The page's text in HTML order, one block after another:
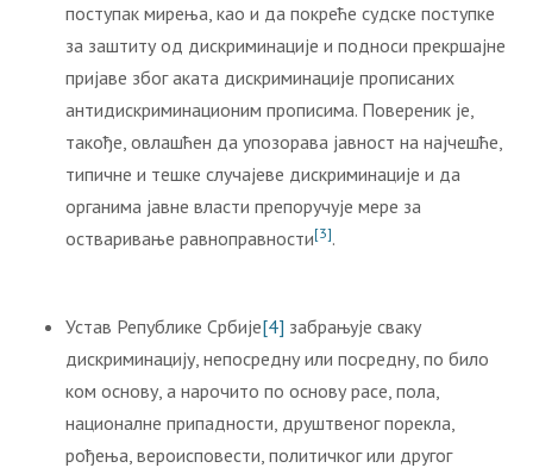
поступак мирења, као и да покреће судске поступке
за заштиту од дискриминације и подноси прекршајне
пријаве због аката дискриминације прописаних
антидискриминационим прописима. Повереник је,
такође, овлашћен да упозорава јавност на најчешће,
типичне и тешке случајеве дискриминације и да
органима јавне власти препоручује мере за
остваривање равноправности[3].
Устав Републике Србије[4] забрањује сваку
дискриминацију, непосредну или посредну, по било
ком основу, а нарочито по основу расе, пола,
националне припадности, друштвеног порекла,
рођења, вероисповести, политичког или другог